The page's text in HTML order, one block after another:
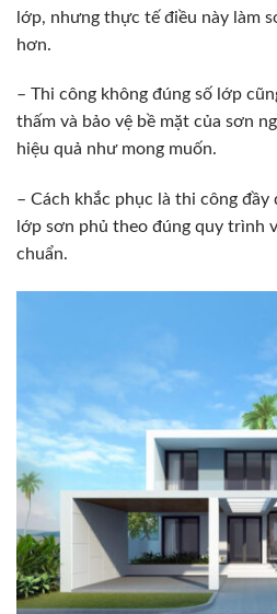
lớp, nhưng thực tế điều này làm
hơn.
– Thi công không đúng số lớp
thấm và bảo vệ bề mặt của sơn
hiệu quả như mong muốn.
– Cách khắc phục là thi công
lớp sơn phủ theo đúng quy trình
chuẩn.